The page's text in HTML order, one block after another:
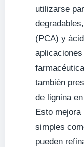
utilizarse
(PCA) y
también
de lignina
Esto mejora
simples
pueden